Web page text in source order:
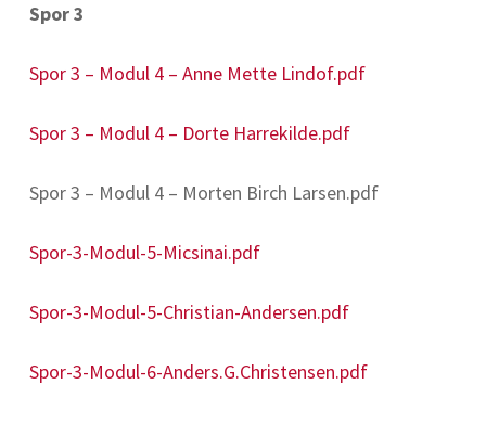
Spor 3
Spor 3 – Modul 4 – Anne Mette Lindof.pdf
Spor 3 – Modul 4 – Dorte Harrekilde.pdf
Spor 3 – Modul 4 – Morten Birch Larsen.pdf
Spor-3-Modul-5-Micsinai.pdf
Spor-3-Modul-5-Christian-Andersen.pdf
Spor-3-Modul-6-Anders.G.Christensen.pdf